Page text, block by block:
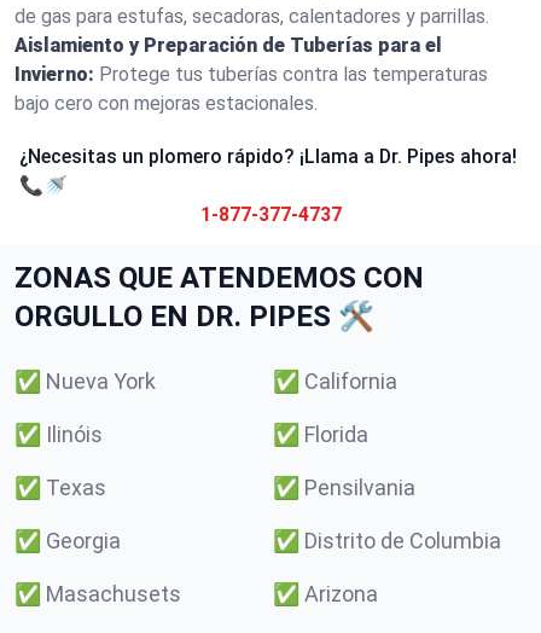
de gas para estufas, secadoras, calentadores y parrillas.
Aislamiento y Preparación de Tuberías para el
Invierno: Protege tus tuberías contra las temperaturas
bajo cero con mejoras estacionales.
¿Necesitas un plomero rápido? ¡Llama a Dr. Pipes ahora!
📞🚿
1-877-377-4737
ZONAS QUE ATENDEMOS CON
ORGULLO EN DR. PIPES 🛠️
✅ Nueva York ✅ California
✅ Ilinóis ✅ Florida
✅ Texas ✅ Pensilvania
✅ Georgia ✅ Distrito de Columbia
✅ Masachusets ✅ Arizona